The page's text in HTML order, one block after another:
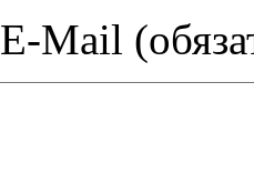
E-Mail